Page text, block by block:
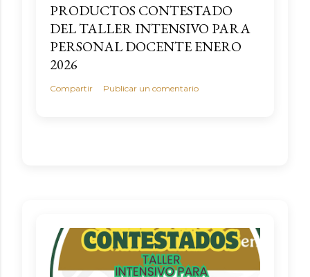
PRODUCTOS CONTESTADO
DEL TALLER INTENSIVO PARA
PERSONAL DOCENTE ENERO
2026
Compartir Publicar un comentario